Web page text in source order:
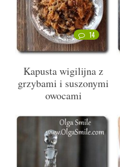
14
Kapusta wigilijna z
grzybami i suszonymi
owocami